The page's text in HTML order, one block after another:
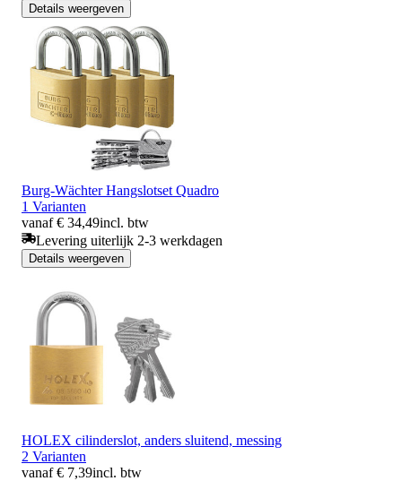
Details weergeven
Burg-Wächter Hangslotset Quadro
1 Varianten
vanaf € 34,49incl. btw
Levering uiterlijk 2-3 werkdagen
Details weergeven
HOLEX cilinderslot, anders sluitend, messing
2 Varianten
vanaf € 7,39incl. btw